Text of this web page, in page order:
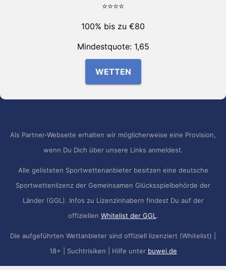
⭐⭐⭐⭐
100% bis zu €80
Mindestquote: 1,65
WETTEN
Als Partner-Webseite erhalten wir möglicherweise eine Provision,
wenn Du Dich über unsere Links anmeldest.
Alle gelisteten Sportwettenanbieter besitzen eine deutsche
Sportwettenlizenz der Gemeinsamen Glücksspielbehörde der
Länder (GGL). Infos zu Lizenzinhabern findest Du auf der
offiziellen Whitelist der GGL .
Die aufgeführten Wettanbieter sind offiziell lizenziert (Whitelist) |
18+ | Suchtrisiken | Hilfe unter buwei.de